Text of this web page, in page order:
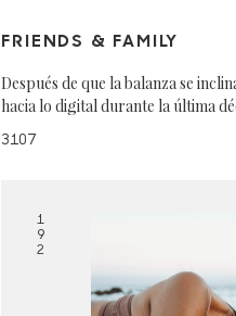
FRIENDS & FAMILY
Después de que la balanza se
hacia lo digital durante la última
3107
1
9
2